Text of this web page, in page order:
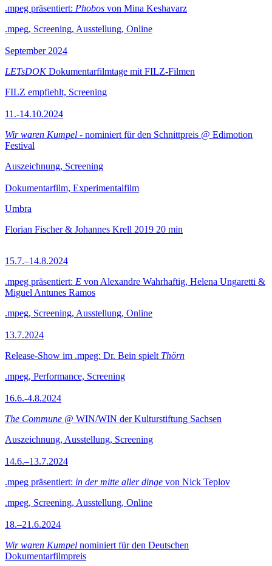
.mpeg präsentiert: Phobos von Mina Keshavarz
.mpeg, Screening, Ausstellung, Online
September 2024
LETsDOKDokumentarfilmtage mit FILZ-Filmen
FILZ empfiehlt, Screening
11.-14.10.2024
Wir waren Kumpel - nominiert für den Schnittpreis @ Edimotion
Festival
Auszeichnung, Screening
Dokumentarfilm, Experimentalfilm
Umbra
Florian Fischer & Johannes Krell 2019 20 min
15.7.–14.8.2024
.mpeg präsentiert: E von Alexandre Wahrhaftig, Helena Ungaretti &
Miguel Antunes Ramos
.mpeg, Screening, Ausstellung, Online
13.7.2024
Release-Show im .mpeg: Dr. Bein spielt Thörn
.mpeg, Performance, Screening
16.6.-4.8.2024
The Commune @ WIN/WIN der Kulturstiftung Sachsen
Auszeichnung, Ausstellung, Screening
14.6.–13.7.2024
.mpeg präsentiert: in der mitte aller dinge von Nick Teplov
.mpeg, Screening, Ausstellung, Online
18.–21.6.2024
Wir waren Kumpel nominiert für den Deutschen
Dokumentarfilmpreis